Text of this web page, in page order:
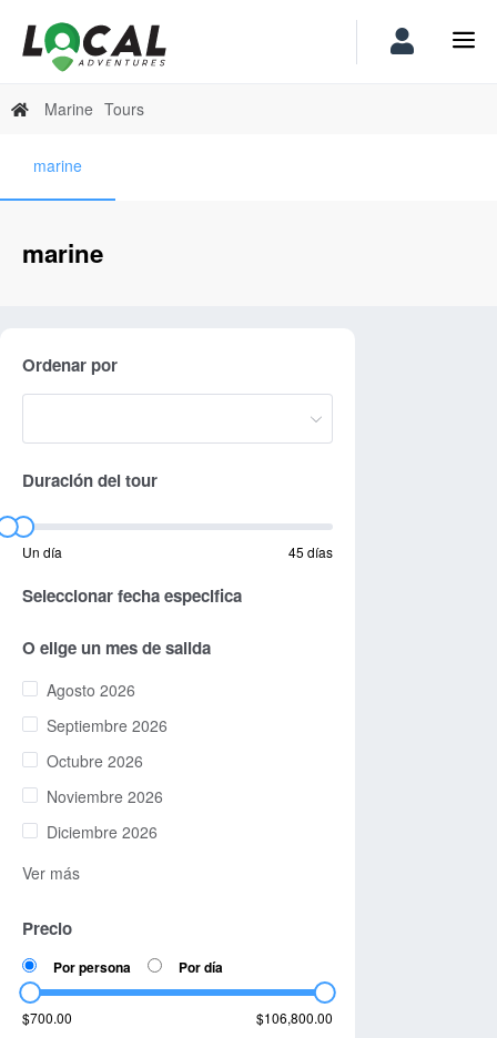
Marine Tours
marine
marine
Ordenar por
Duración del tour
Un día 45 días
Seleccionar fecha especifica
O elige un mes de salida
Agosto 2026
Septiembre 2026
Octubre 2026
Noviembre 2026
Diciembre 2026
Ver más
Precio
Por persona Por día
$700.00 $106,800.00